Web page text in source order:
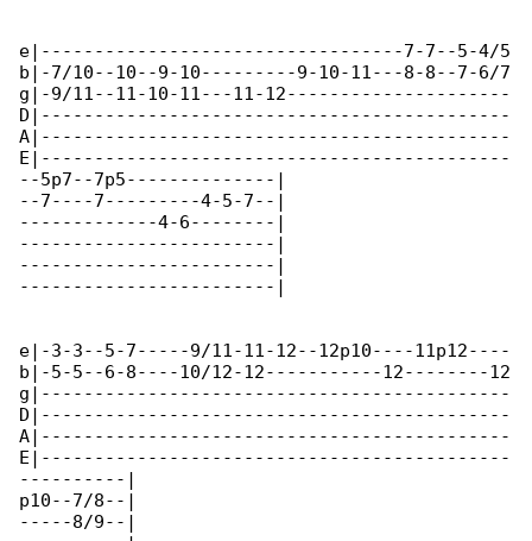
e|----------------------------------7-7--5-4/5
b|-7/10--10--9-10---------9-10-11---8-8--7-6/7
g|-9/11--11-10-11---11-12---------------------
D|--------------------------------------------
A|--------------------------------------------
E|--------------------------------------------
--5p7--7p5--------------|
--7----7---------4-5-7--|
-------------4-6--------|
------------------------|
------------------------|
------------------------|
e|-3-3--5-7-----9/11-11-12--12p10----11p12----
b|-5-5--6-8----10/12-12-----------12--------12
g|--------------------------------------------
D|--------------------------------------------
A|--------------------------------------------
E|--------------------------------------------
----------|
p10--7/8--|
-----8/9--|